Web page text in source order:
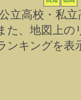
立高校・私
た、地図上
ンキングを